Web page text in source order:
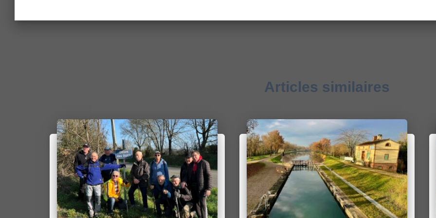
Articles similaires